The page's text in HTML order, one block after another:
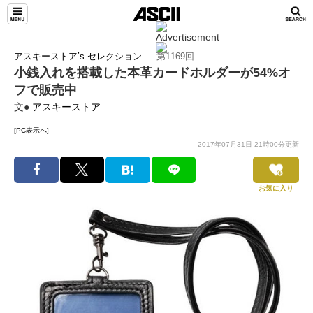
アスキーストア’s セレクション ― 第1169回
小銭入れを搭載した本革カードホルダーが54%オ
フで販売中
文● アスキーストア
[PC表示へ]
2017年07月31日 21時00分更新
お気に入り